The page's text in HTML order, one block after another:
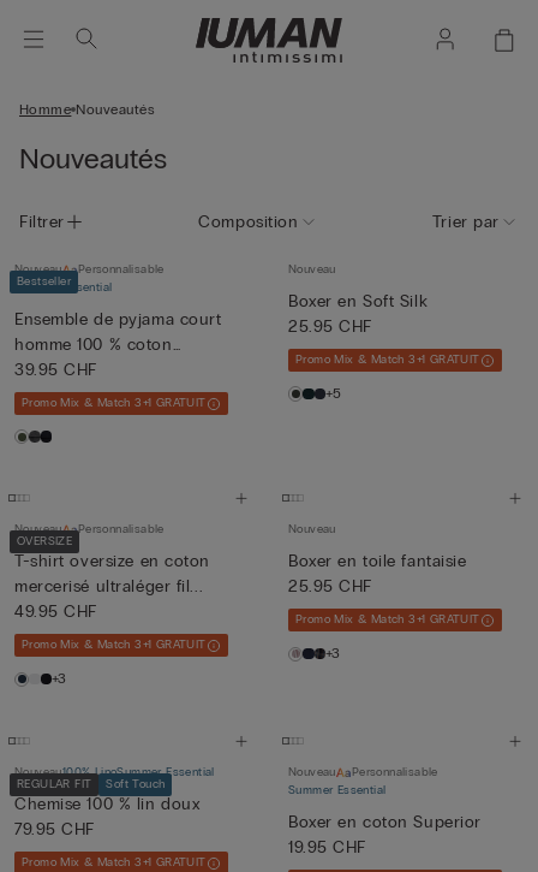
Homme Nouveautés
Nouveautés
Filtrer Composition Trier par
Bestseller
Nouveau
Personnalisable
Summer Essential
Ensemble de pyjama court
homme 100 % coton
Supérie...
39.95 CHF
Promo Mix & Match 3+1 GRATUIT
Nouveau
Boxer en Soft Silk
25.95 CHF
Promo Mix & Match 3+1 GRATUIT
+5
OVERSIZE
Nouveau Personnalisable
T-shirt oversize en coton
mercerisé ultraléger fil...
49.95 CHF
Promo Mix & Match 3+1 GRATUIT
+3
Nouveau
Boxer en toile fantaisie
25.95 CHF
Promo Mix & Match 3+1 GRATUIT
+3
REGULAR FIT Soft Touch
Nouveau100% LinoSummer Essential
Chemise 100 % lin doux
79.95 CHF
Promo Mix & Match 3+1 GRATUIT
Nouveau
Personnalisable
Summer Essential
Boxer en coton Superior
19.95 CHF